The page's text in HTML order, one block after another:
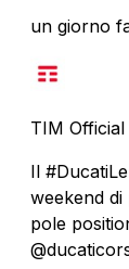
un giorno
TIM Official
Il
weekend
pole